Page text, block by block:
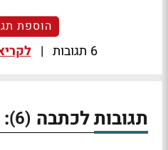
הוספת
6 תגובות |
תגובות לכתבה (6)
: